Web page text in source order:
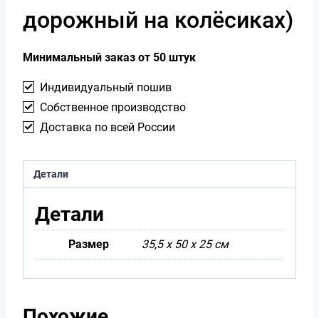
дорожный на колёсиках)
Минимальный заказ от 50 штук
Индивидуальный пошив
Собственное производство
Доставка по всей России
Детали
Детали
Размер 35,5 х 50 х 25 см